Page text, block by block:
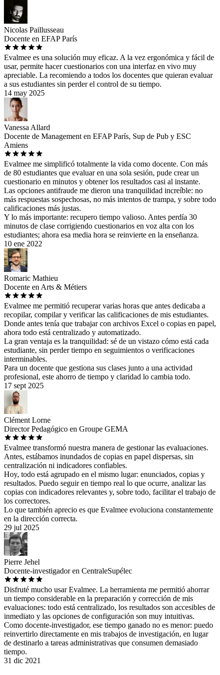
Nicolas Paillusseau
Docente en EFAP París
Evalmee es una solución muy eficaz. A la vez ergonómica y fácil de
usar, permite hacer cuestionarios con una interfaz en vivo muy
apreciable. La recomiendo a todos los docentes que quieran evaluar
a sus estudiantes sin perder el control de su tiempo.
14 may 2025
Vanessa Allard
Docente de Management en EFAP París, Sup de Pub y ESC
Amiens
Evalmee me simplificó totalmente la vida como docente. Con más
de 80 estudiantes que evaluar en una sola sesión, pude crear un
cuestionario en minutos y obtener los resultados casi al instante.
Las opciones antifraude me dieron una tranquilidad increíble: no
más respuestas sospechosas, no más intentos de trampa, y sobre todo
calificaciones más justas.
Y lo más importante: recupero tiempo valioso. Antes perdía 30
minutos de clase corrigiendo cuestionarios en voz alta con los
estudiantes; ahora esa media hora se reinvierte en la enseñanza.
10 ene 2022
Romaric Mathieu
Docente en Arts & Métiers
Evalmee me permitió recuperar varias horas que antes dedicaba a
recopilar, compilar y verificar las calificaciones de mis estudiantes.
Donde antes tenía que trabajar con archivos Excel o copias en papel,
ahora todo está centralizado y automatizado.
La gran ventaja es la tranquilidad: sé de un vistazo cómo está cada
estudiante, sin perder tiempo en seguimientos o verificaciones
interminables.
Para un docente que gestiona sus clases junto a una actividad
profesional, este ahorro de tiempo y claridad lo cambia todo.
17 sept 2025
Clément Lorne
Director Pedagógico en Groupe GEMA
Evalmee transformó nuestra manera de gestionar las evaluaciones.
Antes, estábamos inundados de copias en papel dispersas, sin
centralización ni indicadores confiables.
Hoy, todo está agrupado en el mismo lugar: enunciados, copias y
resultados. Puedo seguir en tiempo real lo que ocurre, analizar las
copias con indicadores relevantes y, sobre todo, facilitar el trabajo de
los correctores.
Lo que también aprecio es que Evalmee evoluciona constantemente
en la dirección correcta.
29 jul 2025
Pierre Jehel
Docente-investigador en CentraleSupélec
Disfruté mucho usar Evalmee. La herramienta me permitió ahorrar
un tiempo considerable en la preparación y corrección de mis
evaluaciones: todo está centralizado, los resultados son accesibles de
inmediato y las opciones de configuración son muy intuitivas.
Como docente-investigador, ese tiempo ganado no es menor: puedo
reinvertirlo directamente en mis trabajos de investigación, en lugar
de destinarlo a tareas administrativas que consumen demasiado
tiempo.
31 dic 2021